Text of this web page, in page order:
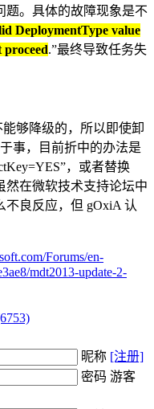
题。具体的故障现象是不
DeploymentType value
proceed.”最终导致任务失
够降级的，所以即使卸
事，目前折中的办法是
，或者替换
然在微软技术支持论坛中
不良反应，但 gOxiA 认
Forums/en-
mdt2013-update-2-
昵称 [注册]
密码 游客